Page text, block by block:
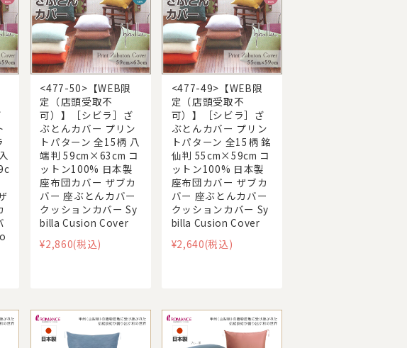
<477-50>【WEB限
定（店頭受取不
可）】［シビラ］ざ
ぶとんカバー プリン
トパターン 全15柄 八
端判 59cm×63cm コ
ットン100% 日本製
座布団カバー ザブカ
バー 座ぶとんカバー
クッションカバー Sy
billa Cusion Cover
¥2,860(税込)
<477-49>【WEB限
定（店頭受取不
可）】［シビラ］ざ
ぶとんカバー プリン
トパターン 全15柄 銘
仙判 55cm×59cm コ
ットン100% 日本製
座布団カバー ザブカ
バー 座ぶとんカバー
クッションカバー Sy
billa Cusion Cover
¥2,640(税込)